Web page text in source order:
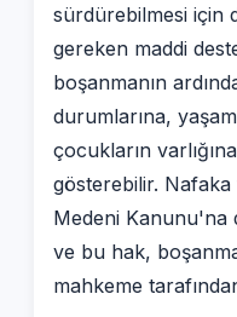
sürdürebilmesi için
gereken maddi
boşanmanın
durumlarına,
çocukların
gösterebilir.
Medeni Kanunu'na
ve bu hak, boşanma
mahkeme